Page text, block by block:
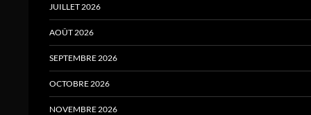
JUILLET 2026
AOÛT 2026
SEPTEMBRE 2026
OCTOBRE 2026
NOVEMBRE 2026